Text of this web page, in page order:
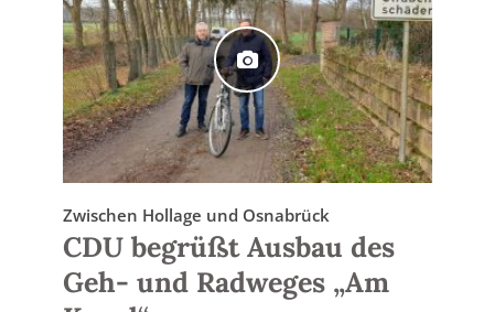
Zwischen Hollage und Osnabrück
CDU begrüßt Ausbau des
Geh- und Radweges „Am